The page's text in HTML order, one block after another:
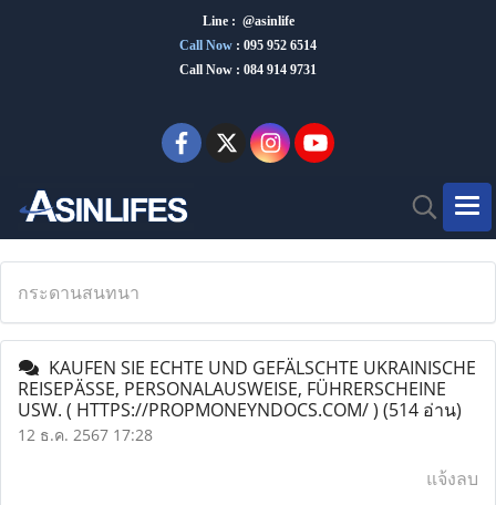
Line : @asinlife
Call Now : 095 952 6514
Call Now : 084 914 9731
กระดานสนทนา
KAUFEN SIE ECHTE UND GEFÄLSCHTE UKRAINISCHE
REISEPÄSSE, PERSONALAUSWEISE, FÜHRERSCHEINE
USW. ( HTTPS://PROPMONEYNDOCS.COM/ ) (514 อ่าน)
12 ธ.ค. 2567 17:28
แจ้งลบ